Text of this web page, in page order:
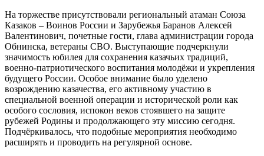
На торжестве присутствовали региональный атаман Союза
Казаков – Воинов России и Зарубежья Баранов Алексей
Валентинович, почетные гости, глава администрации города
Обнинска, ветераны СВО. Выступающие подчеркнули
значимость юбилея для сохранения казачьих традиций,
военно-патриотического воспитания молодёжи и укрепления
будущего России. Особое внимание было уделено
возрождению казачества, его активному участию в
специальной военной операции и исторической роли как
особого сословия, испокон веков стоявшего на защите
рубежей Родины и продолжающего эту миссию сегодня.
Подчёркивалось, что подобные мероприятия необходимо
расширять и проводить на регулярной основе.